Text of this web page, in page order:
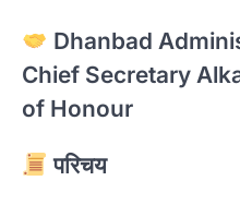
Dhanbad
Chief Secretary
of Honour
परिचय